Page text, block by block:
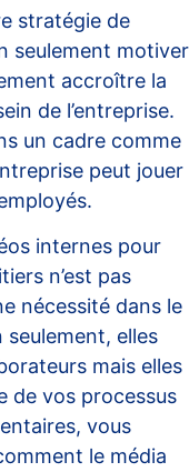
stratégie de
seulement motiver
accroître la
de l’entreprise.
un cadre comme
peut jouer
internes pour
n’est pas
nécessité dans le
elles
mais elles
de vos processus
vous
le média